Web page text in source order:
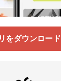
をダウンロード